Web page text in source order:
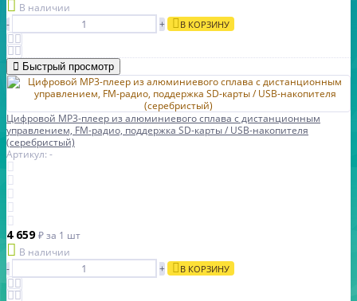
В наличии
-
+ В КОРЗИНУ
Быстрый просмотр
Цифровой MP3-плеер из алюминиевого сплава с дистанционным
управлением, FM-радио, поддержка SD-карты / USB-накопителя
(серебристый)
Артикул: -
4 659₽за 1 шт
В наличии
-
+ В КОРЗИНУ